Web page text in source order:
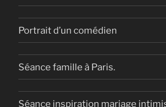
Portrait d’un comédien
Séance famille à Paris.
Séance inspiration mariage